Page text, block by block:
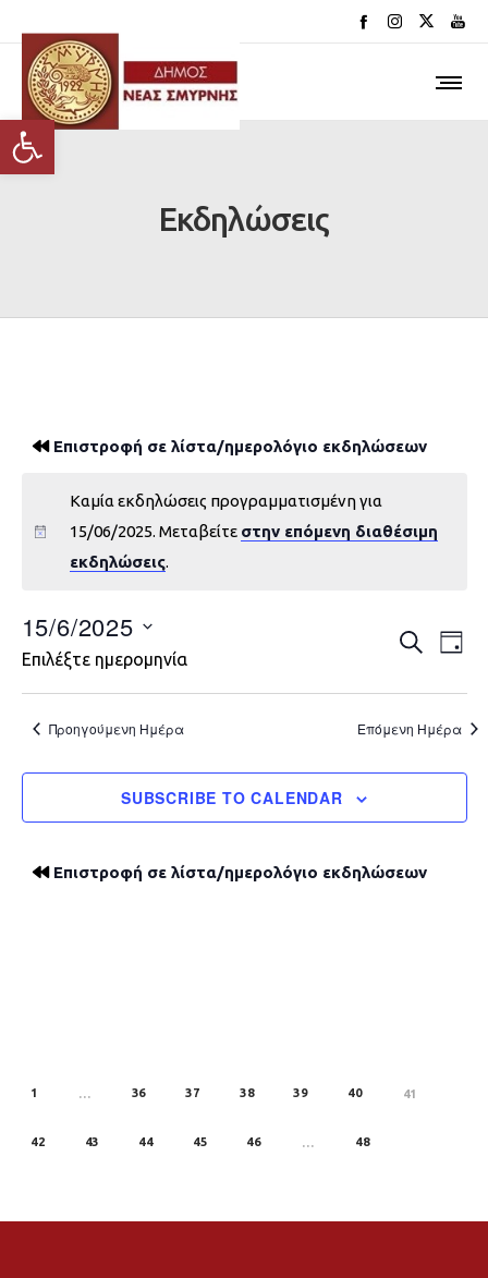
Ανοίξτε τη γραμμή εργαλείων
Εκδηλώσεις
Επιστροφή σε λίστα/ημερολόγιο εκδηλώσεων
Καμία εκδηλώσεις προγραμματισμένη για
15/06/2025. Μεταβείτε στην επόμενη διαθέσιμη
εκδηλώσεις.
Search
and
Views
DAY
15/6/2025
Επιλέξτε ημερομηνία
Προηγούμενη Ημέρα Επόμενη Ημέρα
SUBSCRIBE TO CALENDAR
Επιστροφή σε λίστα/ημερολόγιο εκδηλώσεων
1 … 36 37 38 39 40 41
42 43 44 45 46 … 48